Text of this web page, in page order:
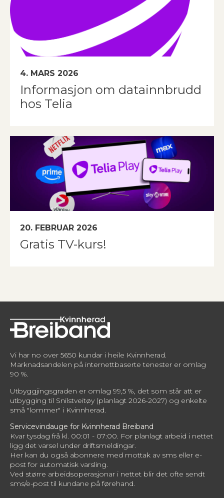
4. MARS 2026
Informasjon om datainnbrudd
hos Telia
20. FEBRUAR 2026
Gratis TV-kurs!
Vi har no over 5650 kundar i heile Kvinnherad.
Marknadsandelen på internettbaserte tenester er omlag
90 %.
Utbyggjingsgraden er omlag 99,5 %, det som står att er
utbygging til Snilstveitøy (planlagt 2026-2027) og enkelte
små "lommer" i Kvinnherad.
Servicevindauge for Kvinnherad Breiband
Kvar tysdag frå kl. 00:01 - 07:00. For planlagt arbeid i nettet
ligg det varsel under driftsmeldingar.
Her kan du også abonnere med mottak av sms eller e-
post for automatisk varsling.
Ved større arbeidsoperasjonar i nettet blir det ofte sendt
sms/e-post til kundane på førehand.